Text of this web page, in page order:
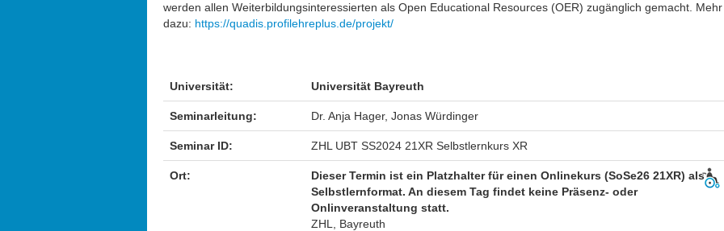
werden allen Weiterbildungsinteressierten als Open Educational Resources (OER) zugänglich gemacht. Mehr
dazu: https://quadis.profilehreplus.de/projekt/
Universität: Universität Bayreuth
Seminarleitung: Dr. Anja Hager, Jonas Würdinger
Seminar ID: ZHL UBT SS2024 21XR Selbstlernkurs XR
Ort:
Dieser Termin ist ein Platzhalter für einen Onlinekurs (SoSe26 21XR) als
Selbstlernformat. An diesem Tag findet keine Präsenz- oder
Onlinveranstaltung statt.
ZHL, Bayreuth